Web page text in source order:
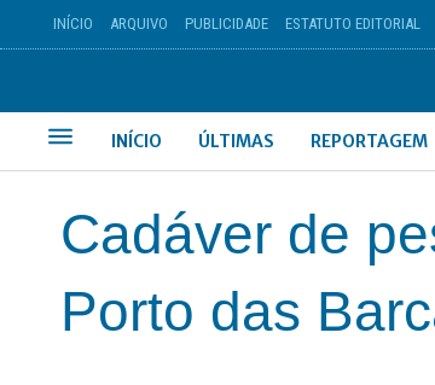
INÍCIO ARQUIVO PUBLICIDADE ESTATUTO EDITORIAL
INÍCIO ÚLTIMAS REPORTAGEM
Cadáver de
Porto das